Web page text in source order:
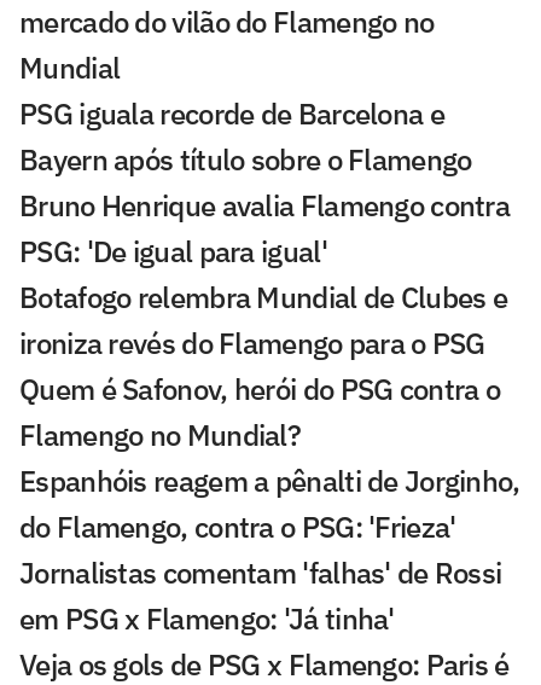
mercado do vilão do Flamengo no
Mundial
PSG iguala recorde de Barcelona e
Bayern após título sobre o Flamengo
Bruno Henrique avalia Flamengo contra
PSG: 'De igual para igual'
Botafogo relembra Mundial de Clubes e
ironiza revés do Flamengo para o PSG
Quem é Safonov, herói do PSG contra o
Flamengo no Mundial?
Espanhóis reagem a pênalti de Jorginho,
do Flamengo, contra o PSG: 'Frieza'
Jornalistas comentam 'falhas' de Rossi
em PSG x Flamengo: 'Já tinha'
Veja os gols de PSG x Flamengo: Paris é